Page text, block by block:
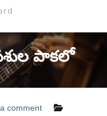
పశుల పాకలో
comment